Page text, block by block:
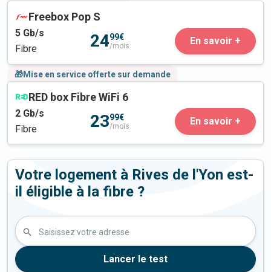
Freebox Pop S
5 Gb/s
Fibre
2499€
/mois En savoir +
🎁Mise en service offerte sur demande
RED box Fibre WiFi 6
2 Gb/s
Fibre
2399€
/mois En savoir +
Votre logement à Rives de l'Yon est-
il éligible à la fibre ?
Saisissez votre adresse
Lancer le test